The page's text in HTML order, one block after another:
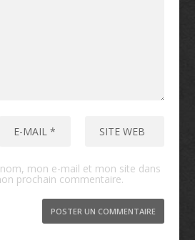
mon e-mail et mon site dans
prochain commentaire.